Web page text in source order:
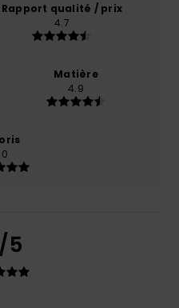
Rapport qualité / prix
4.7
Matière
4.9
/5